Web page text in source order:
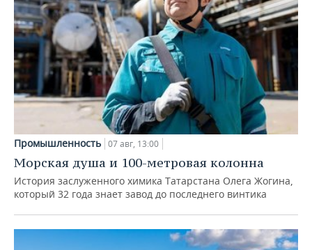
Промышленность 07 авг, 13:00
Морская душа и 100-метровая колонна
История заслуженного химика Татарстана Олега Жогина,
который 32 года знает завод до последнего винтика